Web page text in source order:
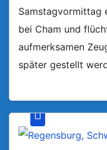
Samstagvormittag
bei Cham und
aufmerksamen
später gestellt